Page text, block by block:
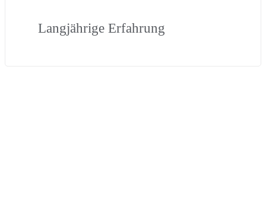
Langjährige Erfahrung